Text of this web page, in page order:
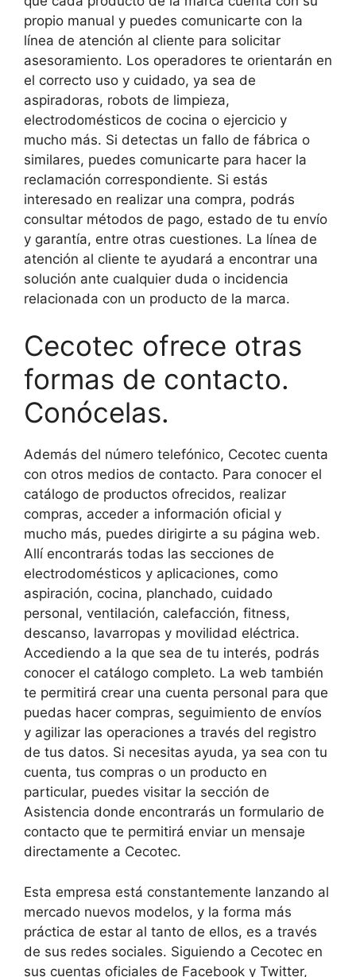
propio manual y puedes comunicarte con la
línea de atención al cliente para solicitar
asesoramiento. Los operadores te orientarán en
el correcto uso y cuidado, ya sea de
aspiradoras, robots de limpieza,
electrodomésticos de cocina o ejercicio y
mucho más. Si detectas un fallo de fábrica o
similares, puedes comunicarte para hacer la
reclamación correspondiente. Si estás
interesado en realizar una compra, podrás
consultar métodos de pago, estado de tu envío
y garantía, entre otras cuestiones. La línea de
atención al cliente te ayudará a encontrar una
solución ante cualquier duda o incidencia
relacionada con un producto de la marca.
Cecotec ofrece otras
formas de contacto.
Conócelas.
Además del número telefónico, Cecotec cuenta
con otros medios de contacto. Para conocer el
catálogo de productos ofrecidos, realizar
compras, acceder a información oficial y
mucho más, puedes dirigirte a su página web.
Allí encontrarás todas las secciones de
electrodomésticos y aplicaciones, como
aspiración, cocina, planchado, cuidado
personal, ventilación, calefacción, fitness,
descanso, lavarropas y movilidad eléctrica.
Accediendo a la que sea de tu interés, podrás
conocer el catálogo completo. La web también
te permitirá crear una cuenta personal para que
puedas hacer compras, seguimiento de envíos
y agilizar las operaciones a través del registro
de tus datos. Si necesitas ayuda, ya sea con tu
cuenta, tus compras o un producto en
particular, puedes visitar la sección de
Asistencia donde encontrarás un formulario de
contacto que te permitirá enviar un mensaje
directamente a Cecotec.
Esta empresa está constantemente lanzando al
mercado nuevos modelos, y la forma más
práctica de estar al tanto de ellos, es a través
de sus redes sociales. Siguiendo a Cecotec en
sus cuentas oficiales de Facebook y Twitter,